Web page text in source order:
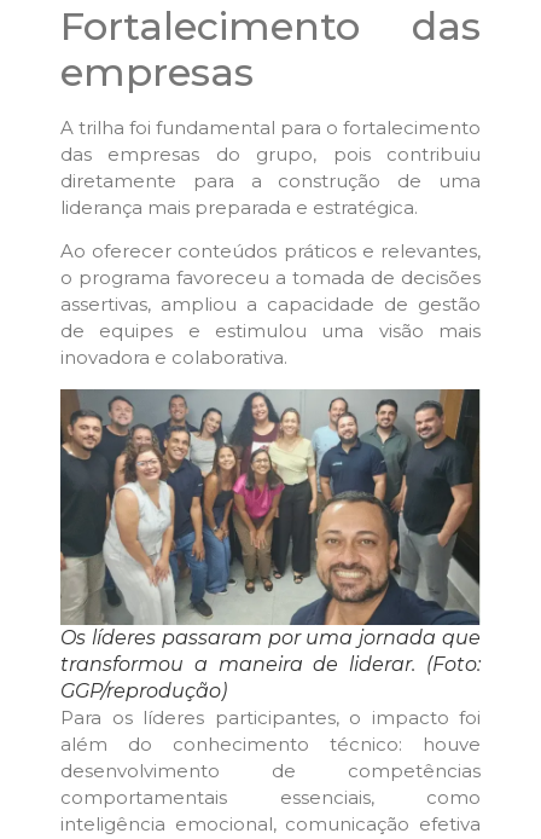
Fortalecimento das
empresas
A trilha foi fundamental para o fortalecimento
das empresas do grupo, pois contribuiu
diretamente para a construção de uma
liderança mais preparada e estratégica.
Ao oferecer conteúdos práticos e relevantes,
o programa favoreceu a tomada de decisões
assertivas, ampliou a capacidade de gestão
de equipes e estimulou uma visão mais
inovadora e colaborativa.
Os líderes passaram por uma jornada que
transformou a maneira de liderar. (Foto:
GGP/reprodução)
Para os líderes participantes, o impacto foi
além do conhecimento técnico: houve
desenvolvimento de competências
comportamentais essenciais, como
inteligência emocional, comunicação efetiva